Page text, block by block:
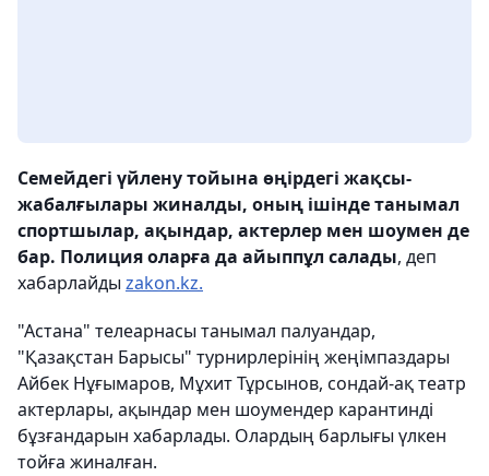
Семейдегі үйлену тойына өңірдегі жақсы-
жабалғылары жиналды, оның ішінде танымал
спортшылар, ақындар, актерлер мен шоумен де
бар. Полиция оларға да айыппұл салады, деп
хабарлайды zakon.kz.
"Астана" телеарнасы танымал палуандар,
"Қазақстан Барысы" турнирлерінің жеңімпаздары
Айбек Нұғымаров, Мұхит Тұрсынов, сондай-ақ театр
актерлары, ақындар мен шоумендер карантинді
бұзғандарын хабарлады. Олардың барлығы үлкен
тойға жиналған.